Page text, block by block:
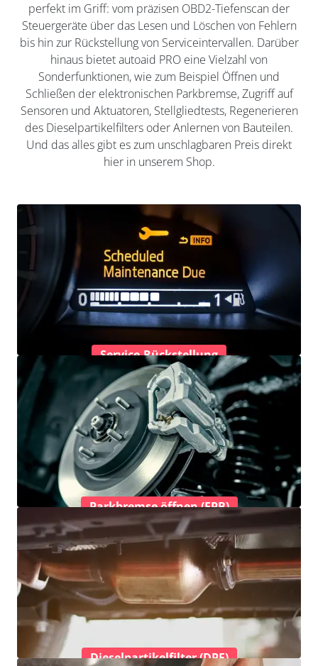
perfekt im Griff: vom präzisen OBD2-Tiefenscan der
Steuergeräte über das Lesen und Löschen von Fehlern
bis hin zur Rückstellung von Serviceintervallen. Darüber
hinaus bietet autoaid PRO eine Vielzahl von
Sonderfunktionen, wie zum Beispiel Öffnen und
Schließen der elektronischen Parkbremse, Zugriff auf
Sensoren und Aktuatoren, Stellgliedtests, Regenerieren
des Dieselpartikelfilters oder Anlernen von Bauteilen.
Und das alles gibt es zum unschlagbaren Preis direkt
hier in unserem Shop.
Service-Rückstellung
Parkbremse öffnen (EPB)
Dieselpartikelfilter (DPF)